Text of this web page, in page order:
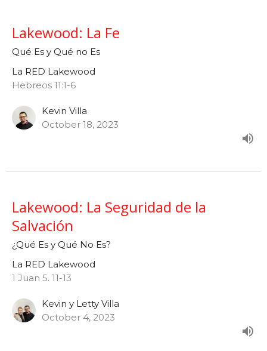
Lakewood: La Fe
Qué Es y Qué no Es
La RED Lakewood
Hebreos 11:1-6
Kevin Villa
October 18, 2023
Lakewood: La Seguridad de la
Salvación
¿Qué Es y Qué No Es?
La RED Lakewood
1 Juan 5. 11-13
Kevin y Letty Villa
October 4, 2023